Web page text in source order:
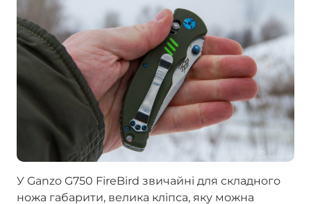
У Ganzo G750 FireBird звичайні для складного
ножа габарити, велика кліпса, яку можна